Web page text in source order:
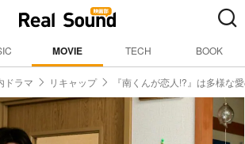
MOVIE TECH BOOK
ドラマ リキャップ 『南くんが恋人!?』は多様な